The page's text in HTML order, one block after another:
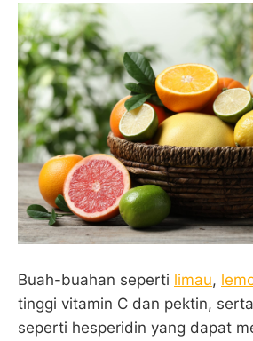
Buah-buahan seperti limau,
tinggi vitamin C dan pektin,
seperti hesperidin yang dapat